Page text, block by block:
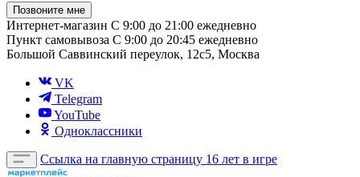
Позвоните мне
Интернет-магазин С 9:00 до 21:00 ежедневно
Пункт самовывоза С 9:00 до 20:45 ежедневно
Большой Саввинский переулок, 12с5, Москва
VK
Telegram
YouTube
Одноклассники
Ссылка на главную страницу 16 лет в игре